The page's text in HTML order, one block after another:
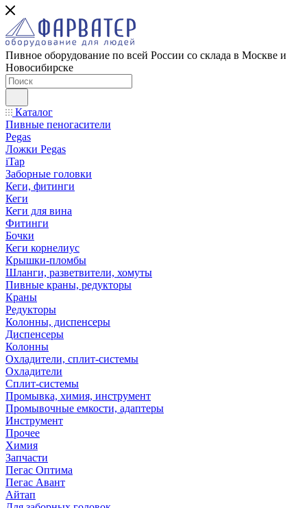
Пивное оборудование по всей России со склада в Москве и
Новосибирске
Каталог
Пивные пеногасители
Pegas
Ложки Pegas
iTap
Заборные головки
Кеги, фитинги
Кеги
Кеги для вина
Фитинги
Бочки
Кеги корнелиус
Крышки-пломбы
Шланги, разветвители, хомуты
Пивные краны, редукторы
Краны
Редукторы
Колонны, диспенсеры
Диспенсеры
Колонны
Охладители, сплит-системы
Охладители
Сплит-системы
Промывка, химия, инструмент
Промывочные емкости, адаптеры
Инструмент
Прочее
Химия
Запчасти
Пегас Оптима
Пегас Авант
Айтап